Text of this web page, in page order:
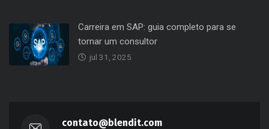
Carreira em SAP: guia completo para se
tornar um consultor
jul 31, 2025
contato@blendit.com